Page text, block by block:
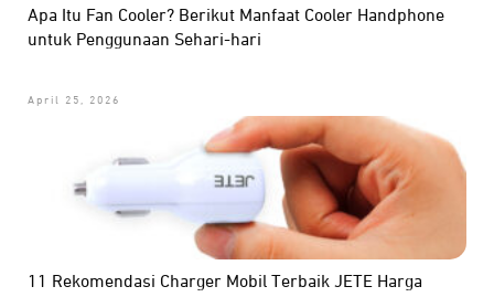
Apa Itu Fan Cooler? Berikut Manfaat Cooler Handphone
untuk Penggunaan Sehari-hari
April 25, 2026
11 Rekomendasi Charger Mobil Terbaik JETE Harga